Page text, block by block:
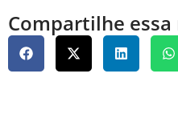
Compartilhe